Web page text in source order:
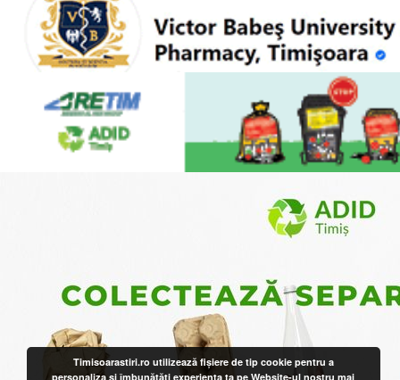
Timisoarastiri.ro utilizează fişiere de tip cookie pentru a
personaliza și îmbunătăți experiența ta pe Website-ul nostrumai